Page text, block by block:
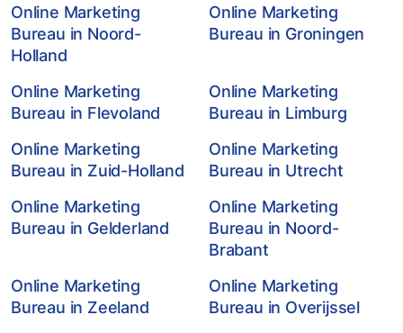
Online Marketing
Bureau in Noord-
Holland
Online Marketing
Bureau in Groningen
Online Marketing
Bureau in Flevoland
Online Marketing
Bureau in Limburg
Online Marketing
Bureau in Zuid-Holland
Online Marketing
Bureau in Utrecht
Online Marketing
Bureau in Gelderland
Online Marketing
Bureau in Noord-
Brabant
Online Marketing
Bureau in Zeeland
Online Marketing
Bureau in Overijssel